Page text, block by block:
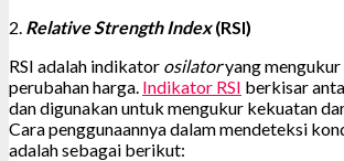
2. Relative Strength Index(RSI)
RSI adalah indikator osilatoryang
perubahan harga. Indikator RSI berkisar
dan digunakan untuk mengukur kekuatan
Cara penggunaannya dalam mendeteksi
adalah sebagai berikut: